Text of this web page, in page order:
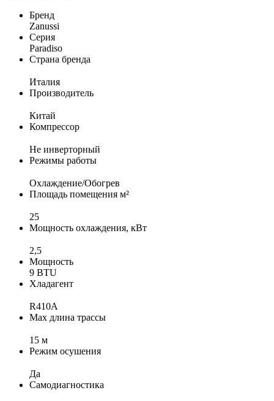
Бренд
Zanussi
Серия
Paradiso
Страна бренда
Италия
Производитель
Китай
Компрессор
Не инверторный
Режимы работы
Охлаждение/Обогрев
Площадь помещения м²
25
Мощность охлаждения, кВт
2,5
Мощность
9 BTU
Хладагент
R410A
Max длина трассы
15 м
Режим осушения
Да
Самодиагностика